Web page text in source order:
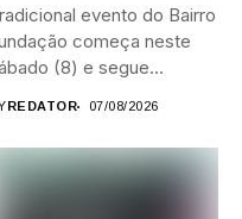
evento do Bairro
começa neste
(8) e segue
REDATOR 07/08/2026